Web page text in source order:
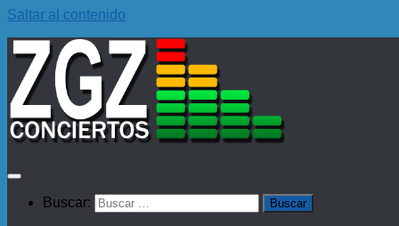
Saltar al contenido
Buscar: